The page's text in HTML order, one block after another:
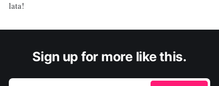
lata!
Sign up for more like this.